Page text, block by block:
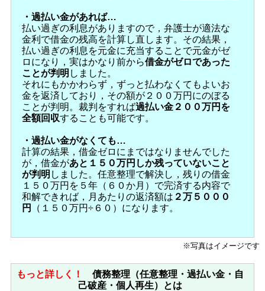
・過払い金があれば…
払い過ぎの利息がありますので，弁護士が適法な
金利で借金の残高を計算し直します。その結果，
払い過ぎの利息を元金に充当することで元金がゼ
ロになり，実はかなり前から借金がゼロであった
ことが判明 しました。
それにもかかわらず，ずっと払わなくてもよいお
金を返済しており，その額が２００万円にのぼる
ことが判明。裁判をすれば過払い金２００万円を
全額回収することも可能です。
・過払い金がなくても…
計算の結果，借金ゼロにまではなりませんでした
が，借金があと１５０万円しか残っていないこと
が判明 しました。任意整理で解決し，残りの借金
１５０万円を５年（６０か月）で完済する内容で
和解できれば，月あたりの返済額は ２万５０００
円
（１５０万円÷６０）になります。
※写真はイメージです
もっと詳しく！
債務整理（任意整理・過払い金・自
己破産・個人再生）とは